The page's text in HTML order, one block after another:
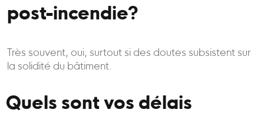
post-incendie?
Très souvent, oui, surtout si des doutes subsistent sur
la solidité du bâtiment.
Quels sont vos délais